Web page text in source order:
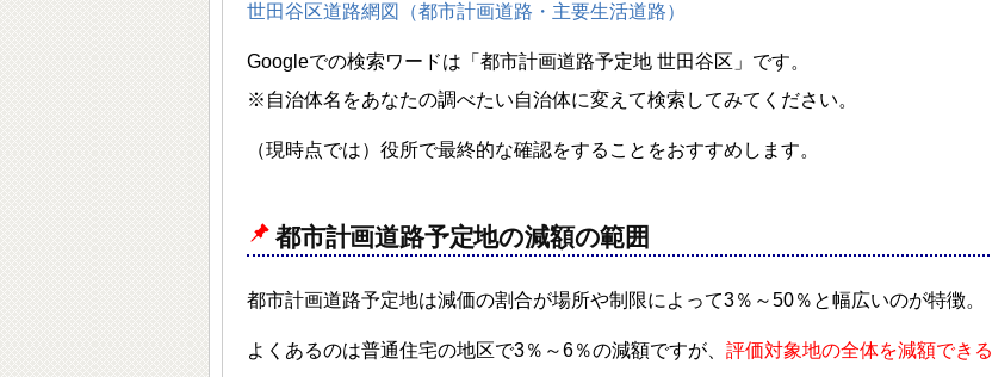
世田谷区道路網図（都市計画道路・主要生活道路）
Googleでの検索ワードは「都市計画道路予定地 世田谷区」です。
※自治体名をあなたの調べたい自治体に変えて検索してみてください。
（現時点では）役所で最終的な確認をすることをおすすめします。
都市計画道路予定地の減額の範囲
都市計画道路予定地は減価の割合が場所や制限によって3％～50％と幅広いのが特徴。
よくあるのは普通住宅の地区で3％～6％の減額ですが、 評価対象地の全体を減額できる